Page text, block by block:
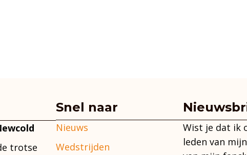
op
de
productpagina
op
de
trotse
Snel naar
Nieuws
Wedstrijden
Wist je dat ik
leden van